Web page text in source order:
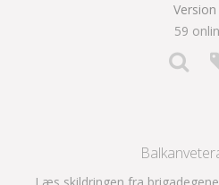
Version
59